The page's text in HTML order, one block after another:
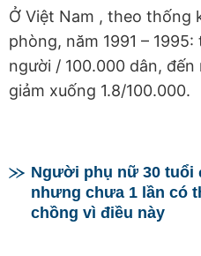
Ở Việt Nam , theo thống
phòng, năm 1991 –
người / 100.000 dân,
giảm xuống 1.8/100.000.
Người phụ nữ 30 tuổi
nhưng chưa 1 lần có
chồng vì điều này